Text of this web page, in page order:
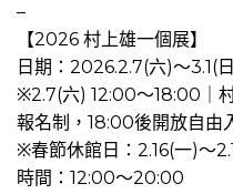
–
【2026 村上雄一個展】
日期：2026.2.7(六)～3.1(
※2.7(六) 12:00～18:00｜
報名制，18:00後開放自由
※春節休館日：2.16(一)～
時間：12:00～20:00